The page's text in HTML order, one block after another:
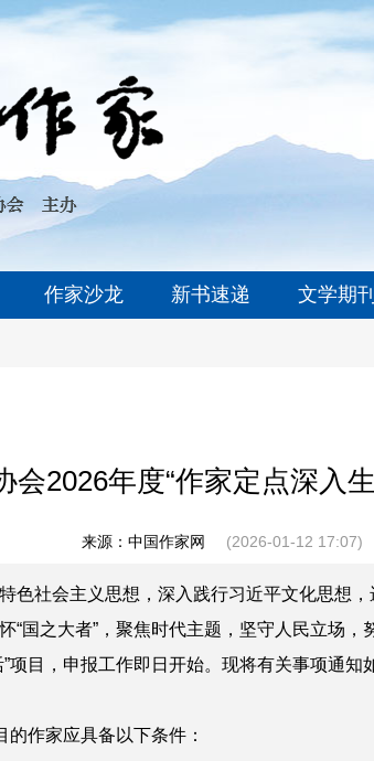
作家沙龙 新书速递 文学期刊
会2026年度“作家定点深入
来源：中国作家网 (2026-01-12 17:07)
色社会主义思想，深入践行习近平文化思想
“国之大者”，聚焦时代主题，坚守人民立场
项目，申报工作即日开始。现将有关事项通知
作家应具备以下条件：